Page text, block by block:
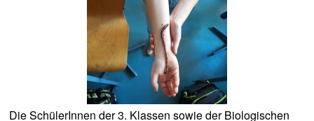
Die SchülerInnen der 3. Klassen sowie der Biologischen